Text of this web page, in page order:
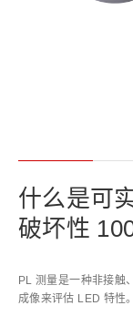
什么是可
破坏性
PL 测量是一种非接触
成像来评估 LED 特性。